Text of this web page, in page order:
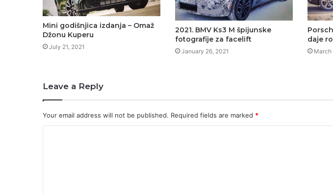
Mini godišnjica izdanja – Omaž
Džonu Kuperu
July 21, 2021
2021. BMV Ks3 M špijunske
fotografije za facelift
January 26, 2021
daje
March
Leave a Reply
Your email address will not be published. Required fields are marked *